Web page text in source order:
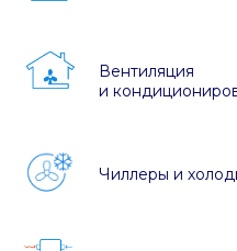
Вентиляция
и
Чиллеры и